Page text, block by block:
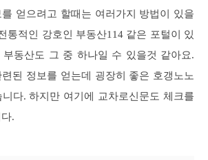
얻으려고 할때는 여러가지 방법이 있을
통적인 강호인 부동산114 같은 포털이 있
동산도 그 중 하나일 수 있을것 같아요.
된 정보를 얻는데 굉장히 좋은 호갱노노
다. 하지만 여기에 교차로신문도 체크를
.